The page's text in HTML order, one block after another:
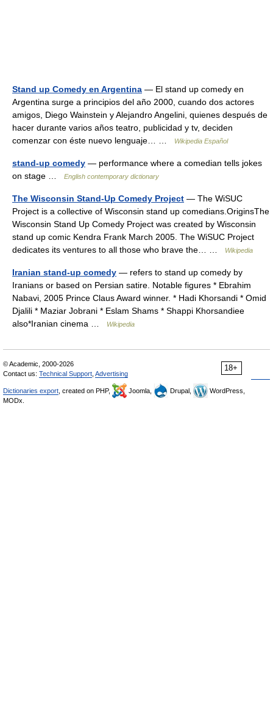
Stand up Comedy en Argentina — El stand up comedy en
Argentina surge a principios del año 2000, cuando dos actores
amigos, Diego Wainstein y Alejandro Angelini, quienes después de
hacer durante varios años teatro, publicidad y tv, deciden
comenzar con éste nuevo lenguaje… …
Wikipedia Español
stand-up comedy — performance where a comedian tells jokes
on stage …
English contemporary dictionary
The Wisconsin Stand-Up Comedy Project — The WiSUC
Project is a collective of Wisconsin stand up comedians.OriginsThe
Wisconsin Stand Up Comedy Project was created by Wisconsin
stand up comic Kendra Frank March 2005. The WiSUC Project
dedicates its ventures to all those who brave the… …
Wikipedia
Iranian stand-up comedy — refers to stand up comedy by
Iranians or based on Persian satire. Notable figures * Ebrahim
Nabavi, 2005 Prince Claus Award winner. * Hadi Khorsandi * Omid
Djalili * Maziar Jobrani * Eslam Shams * Shappi Khorsandiee
also*Iranian cinema …
Wikipedia
18+
© Academic, 2000-2026
Contact us: Technical Support Advertising
Dictionaries export , created on PHP, Joomla, Drupal,
WordPress,
MODx.